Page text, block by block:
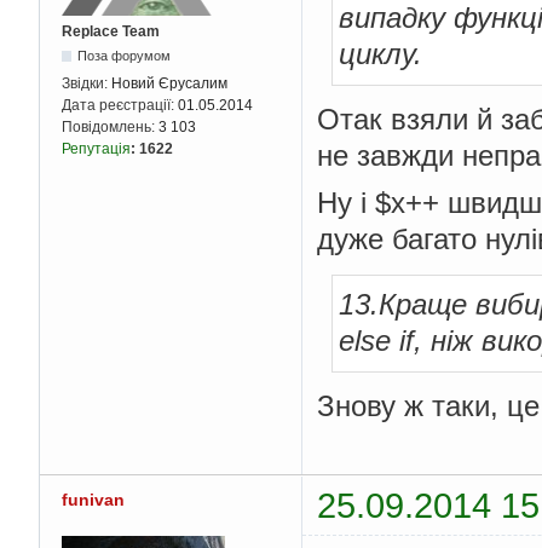
Replace Team
Поза форумом
Звідки: Новий Єрусалим
Дата реєстрації: 01.05.2014
Повідомлень: 3 103
Репутація: 1622
випадку
циклу.
Отак взяли й
не завжди
Ну і $x++
дуже багато
13.Краще
else if, ніж
Знову ж таки, це
funivan 25.09.2014